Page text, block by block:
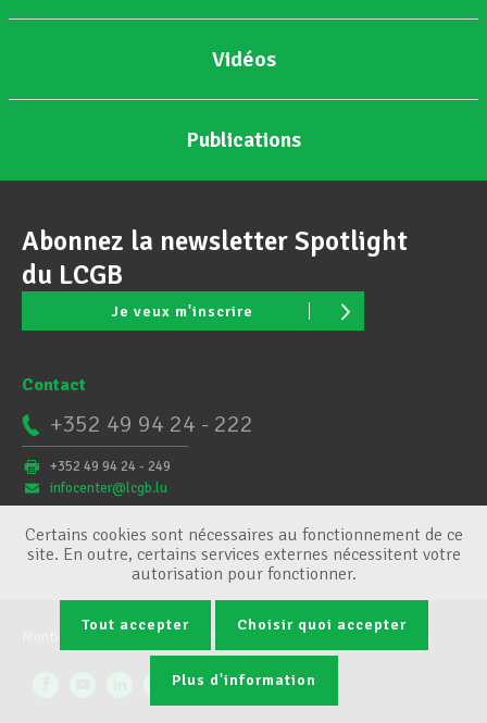
Vidéos
Publications
Abonnez la newsletter Spotlight
du LCGB
Je veux m'inscrire
Contact
+352 49 94 24 - 222
+352 49 94 24 - 249
infocenter@lcgb.lu
Conditions générales Gestion des cookies
Certains cookies sont nécessaires au fonctionnement de ce
site. En outre, certains services externes nécessitent votre
autorisation pour fonctionner.
Tout accepter Choisir quoi accepter
Plus d'information